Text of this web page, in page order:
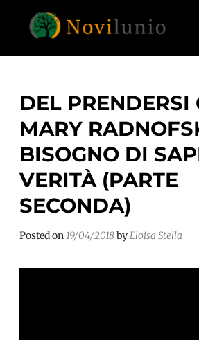
NOVILUNIO
Un aiuto con concreto dopo la
DEL PRENDERSI
MARY
BISOGNO DI
VERITÀ (PARTE
SECONDA)
Posted on19/04/2018byEloisa Stella